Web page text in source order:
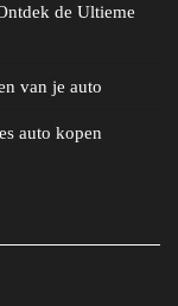
de Ultieme
van je auto
auto kopen